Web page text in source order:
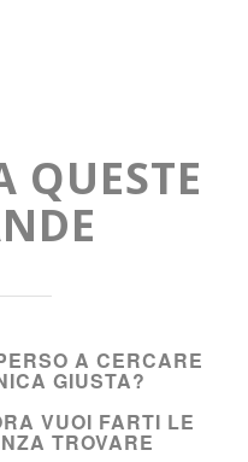
QUESTE
A CERCARE
GIUSTA?
VUOI FARTI LE
TROVARE